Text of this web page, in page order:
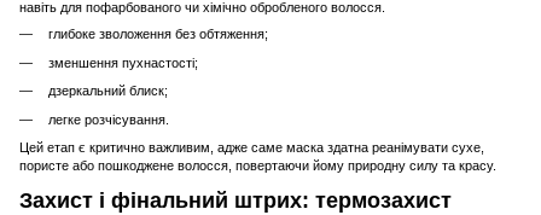
навіть для пофарбованого чи хімічно обробленого волосся.
глибоке зволоження без обтяження;
зменшення пухнастості;
дзеркальний блиск;
легке розчісування.
Цей етап є критично важливим, адже саме маска здатна реанімувати сухе,
пористе або пошкоджене волосся, повертаючи йому природну силу та красу.
Захист і фінальний штрих: термозахист